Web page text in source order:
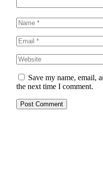
Save my name, email,
the next time I comment.